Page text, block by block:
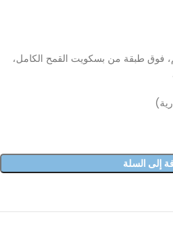
فوق طبقة من بسكويت القمح الكامل،
إلى السلة